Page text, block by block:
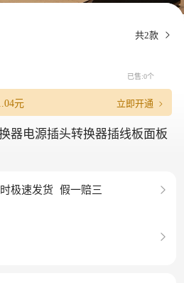
共2款
已售:0个
元 立即开通
器电源插头转换器插线板面板
极速发货 假一赔三